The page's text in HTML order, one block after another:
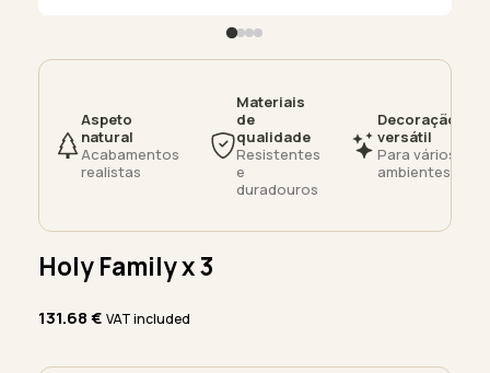
Aspeto
natural
Acabamentos
realistas
Materiais
de
qualidade
Resistentes
e
duradouros
Decoração
versátil
Para vários
ambientes
Holy Family x 3
131.68€ VAT included